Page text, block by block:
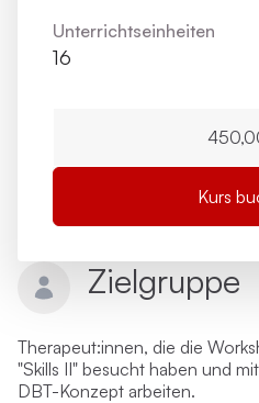
Zielgruppe
Therapeut:innen, die die
"Skills II" besucht haben und
DBT-Konzept arbeiten.
Unterrichts­einheiten
16
Kurs